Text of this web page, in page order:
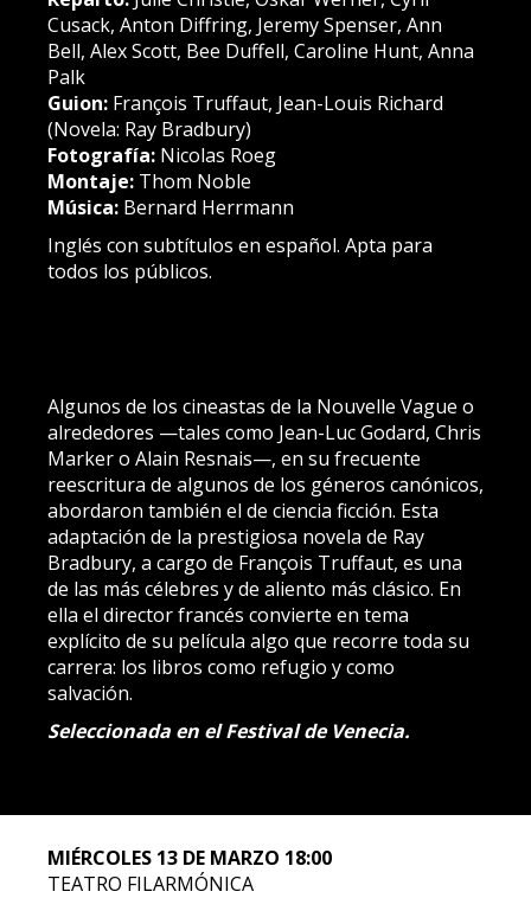
Cusack, Anton Diffring, Jeremy Spenser, Ann
Bell, Alex Scott, Bee Duffell, Caroline Hunt, Anna
Palk
Guion: François Truffaut, Jean-Louis Richard
(Novela: Ray Bradbury)
Fotografía: Nicolas Roeg
Montaje: Thom Noble
Música: Bernard Herrmann
Inglés con subtítulos en español. Apta para
todos los públicos.
Algunos de los cineastas de la Nouvelle Vague o
alrededores —tales como Jean-Luc Godard, Chris
Marker o Alain Resnais—, en su frecuente
reescritura de algunos de los géneros canónicos,
abordaron también el de ciencia ficción. Esta
adaptación de la prestigiosa novela de Ray
Bradbury, a cargo de François Truffaut, es una
de las más célebres y de aliento más clásico. En
ella el director francés convierte en tema
explícito de su película algo que recorre toda su
carrera: los libros como refugio y como
salvación.
Seleccionada en el Festival de Venecia.
MIÉRCOLES 13 DE MARZO 18:00
TEATRO FILARMÓNICA